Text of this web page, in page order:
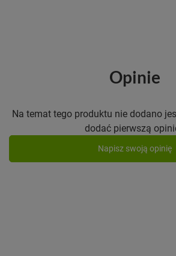
Opinie
Na temat tego produktu nie dodano
dodać pierwszą
Napisz swoją opinię